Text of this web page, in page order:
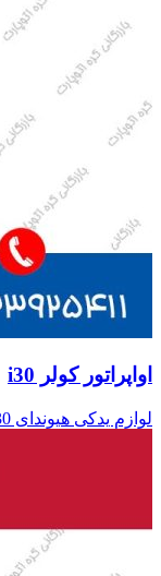
اواپراتور کولر i30
لوازم یدکی هیوندای i30